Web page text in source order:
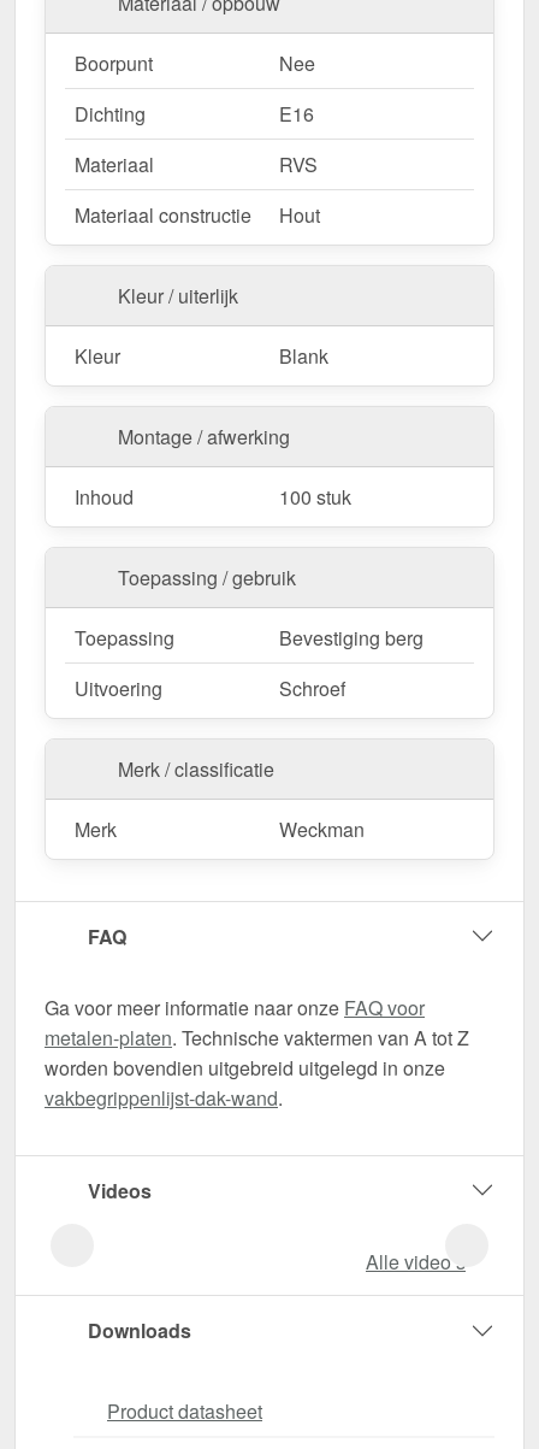
Boorpunt
Nee
Dichting
E16
Materiaal
RVS
Materiaal constructie
Hout
Kleur / uiterlijk
Kleur Blank
Montage / afwerking
Inhoud 100 stuk
Toepassing / gebruik
Toepassing
Bevestiging berg
Uitvoering
Schroef
Merk / classificatie
Merk Weckman
FAQ
Ga voor meer informatie naar onze FAQ voor
metalen-platen. Technische vaktermen van A tot Z
worden bovendien uitgebreid uitgelegd in onze
vakbegrippenlijst-dak-wand.
Videos
Alle video‘s
Downloads
Product datasheet